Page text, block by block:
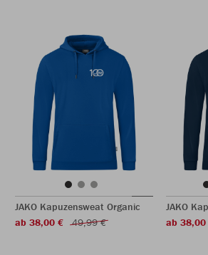
JAKO Kapuzensweat Organic
ab 38,00 €
49,99 €
JAKO
ab 38,00